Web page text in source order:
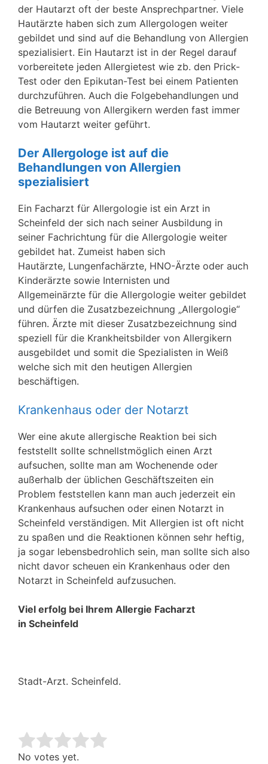
der Hautarzt oft der beste Ansprechpartner. Viele
Hautärzte haben sich zum Allergologen weiter
gebildet und sind auf die Behandlung von Allergien
spezialisiert. Ein Hautarzt ist in der Regel darauf
vorbereitete jeden Allergietest wie zb. den Prick-
Test oder den Epikutan-Test bei einem Patienten
durchzuführen. Auch die Folgebehandlungen und
die Betreuung von Allergikern werden fast immer
vom Hautarzt weiter geführt.
Der Allergologe ist auf die
Behandlungen von Allergien
spezialisiert
Ein Facharzt für Allergologie ist ein Arzt in
Scheinfeld der sich nach seiner Ausbildung in
seiner Fachrichtung für die Allergologie weiter
gebildet hat. Zumeist haben sich
Hautärzte, Lungenfachärzte, HNO-Ärzte oder auch
Kinderärzte sowie Internisten und
Allgemeinärzte für die Allergologie weiter gebildet
und dürfen die Zusatzbezeichnung „Allergologie“
führen. Ärzte mit dieser Zusatzbezeichnung sind
speziell für die Krankheitsbilder von Allergikern
ausgebildet und somit die Spezialisten in Weiß
welche sich mit den heutigen Allergien
beschäftigen.
Krankenhaus oder der Notarzt
Wer eine akute allergische Reaktion bei sich
feststellt sollte schnellstmöglich einen Arzt
aufsuchen, sollte man am Wochenende oder
außerhalb der üblichen Geschäftszeiten ein
Problem feststellen kann man auch jederzeit ein
Krankenhaus aufsuchen oder einen Notarzt in
Scheinfeld verständigen. Mit Allergien ist oft nicht
zu spaßen und die Reaktionen können sehr heftig,
ja sogar lebensbedrohlich sein, man sollte sich also
nicht davor scheuen ein Krankenhaus oder den
Notarzt in Scheinfeld aufzusuchen.
Viel erfolg bei Ihrem Allergie Facharzt
in Scheinfeld
Stadt-Arzt. Scheinfeld.
Rate this item:
No votes yet.